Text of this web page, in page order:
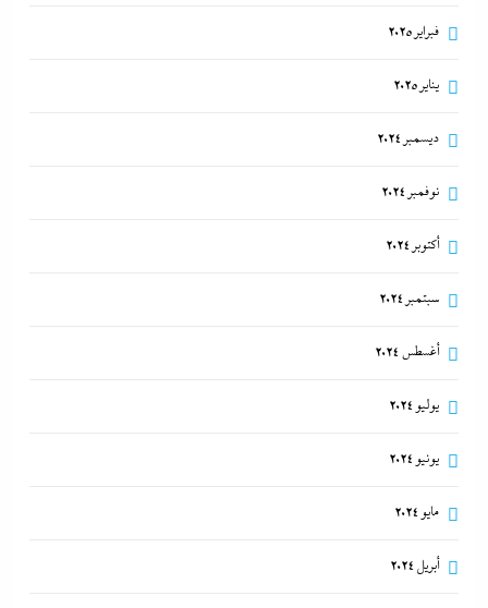
فبراير 2025
يناير 2025
ديسمبر 2024
نوفمبر 2024
أكتوبر 2024
سبتمبر 2024
أغسطس 2024
يوليو 2024
يونيو 2024
مايو 2024
أبريل 2024